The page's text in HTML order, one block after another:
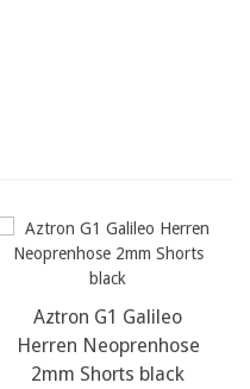
Aztron G1 Galileo
Herren Neoprenhose
2mm Shorts black